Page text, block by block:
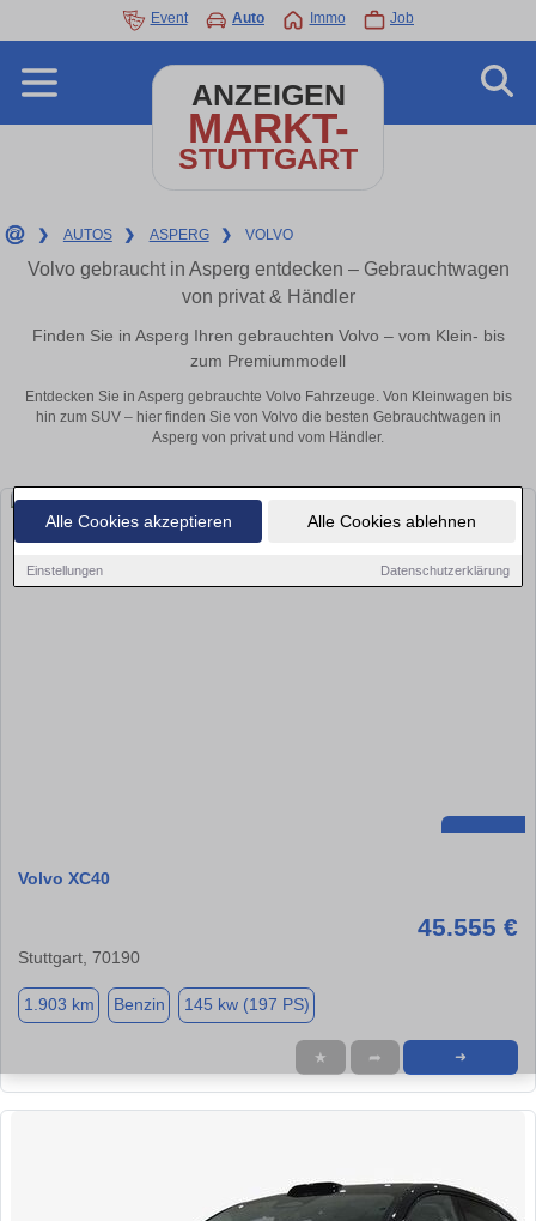
Alle Cookies akzeptieren Alle Cookies ablehnen
Einstellungen Datenschutzerklärung
Event Auto Immo Job
ANZEIGEN
MARKT-
STUTTGART
❯ AUTOS ❯ ASPERG ❯ VOLVO
Volvo gebraucht in Asperg entdecken – Gebrauchtwagen
von privat & Händler
Finden Sie in Asperg Ihren gebrauchten Volvo – vom Klein- bis
zum Premiummodell
Entdecken Sie in Asperg gebrauchte Volvo Fahrzeuge. Von Kleinwagen bis
hin zum SUV – hier finden Sie von Volvo die besten Gebrauchtwagen in
Asperg von privat und vom Händler.
Volvo XC40
45.555 €
Stuttgart, 70190
1.903 km Benzin 145 kw (197 PS)
★ ➦ ➜